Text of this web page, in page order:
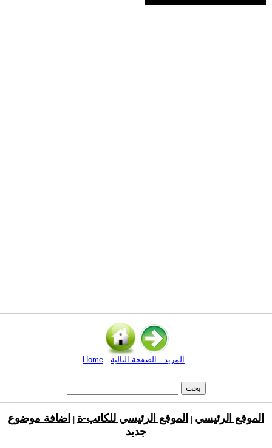
Home المزيد - الصفحة التالية
الموقع الرئيسي الموقع الرئيسي للكاتب-ة
اضافة موضوع
جديد